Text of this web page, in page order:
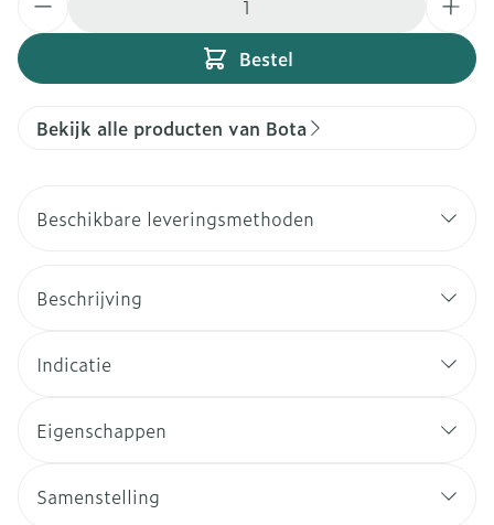
Bestel
Bekijk alle producten van Bota
Beschikbare leveringsmethoden
Beschrijving
Indicatie
Eigenschappen
Samenstelling